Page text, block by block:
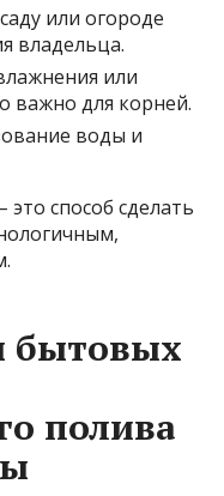
или огороде
владельца.
или
важно для корней.
воды и
способ сделать
бытовых
полива